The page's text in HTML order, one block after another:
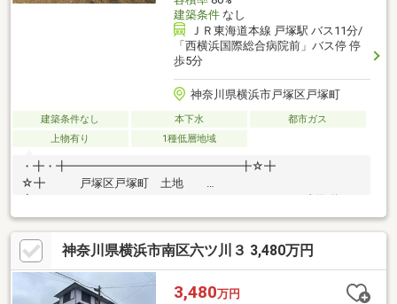
建築条件なし
ＪＲ東海道本線 戸塚駅 バス11分/
「西横浜国際総合病院前」バス停 停
歩5分
神奈川県横浜市戸塚区戸塚町
建築条件なし 本下水
都市ガス
上物有り
1種低層地域
・╋・╋━━━━━━━━━━━━━━━╋☆╋
☆╋ 戸塚区戸塚町 土地
線・横須賀線・湘南新宿ライン 横浜市営地下鉄ブルーライ
ン 「戸塚」駅 バス11分（平常時9分） 「バス停:西横浜国
際総合病院前」 徒歩5分□土地面積：193.53m2□接道：南東側公
道約4.5mに約10m接道□建築条件付き売地ではございません□閑静
な住宅地でのびのび子育て□用途地域：第一種低層住居専用地域
神奈川県横浜市南区六ツ川３ 3,480万円
3,480万円